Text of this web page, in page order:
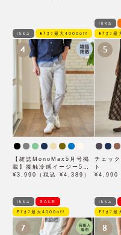
ikka ﾓｱｵﾌ最大4000off
4
【雑誌MonoMax5月号掲
載】接触冷感イージー5ポ
ケット
¥3,990（税込 ¥4,389）
ikka
ﾓｱｵﾌ最
5
チェッ
ト
¥4,990
ikka SALE
ﾓｱｵﾌ最大4000off
7
ikka
ﾓｱｵﾌ最
8